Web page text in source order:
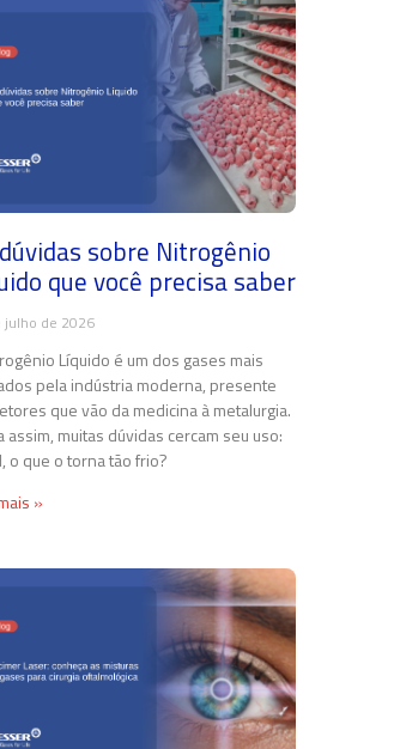
sobre Nitrogênio
que você precisa saber
julho de 2026
Líquido é um dos gases mais
pela indústria moderna, presente
que vão da medicina à metalurgia.
assim, muitas dúvidas cercam seu uso:
o que o torna tão frio?
»